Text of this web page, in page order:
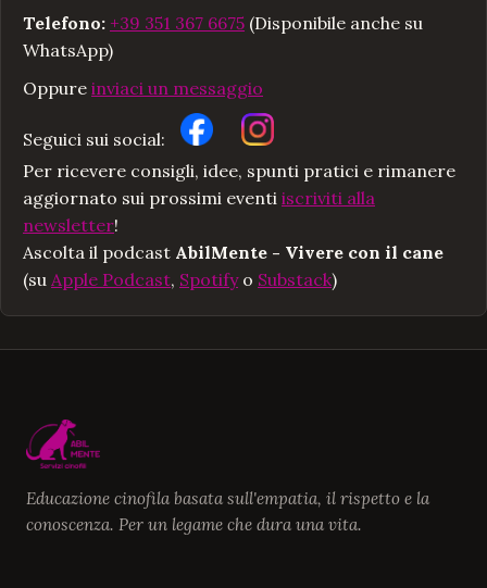
Telefono: +39 351 367 6675 (Disponibile anche su
WhatsApp)
Oppure inviaci un messaggio
Seguici sui social:
Per ricevere consigli, idee, spunti pratici e rimanere
aggiornato sui prossimi eventi iscriviti alla
newsletter!
Ascolta il podcast AbilMente - Vivere con il cane
(su Apple Podcast, Spotifyo Substack)
Educazione cinofila basata sull'empatia, il rispetto e la
conoscenza. Per un legame che dura una vita.